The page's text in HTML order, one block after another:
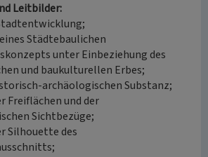
Leitbilder:
Städtebaulichen
unter Einbeziehung des
und baukulturellen Erbes;
archäologischen Substanz;
Freiflächen und der
Sichtbezüge;
Silhouette des